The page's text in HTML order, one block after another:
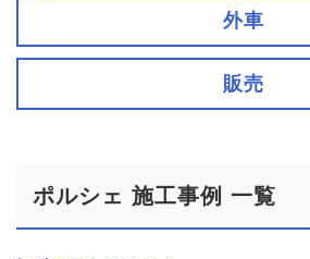
外車
販売
ポルシェ 施工事例 一覧